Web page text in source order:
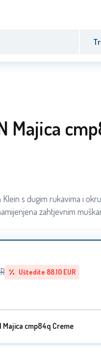
Majica
Klein s dugim rukavima i
zahtjevnim
Uštedite 88.10 EUR
Majica cmp84q Creme